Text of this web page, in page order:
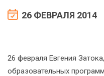
26 ФЕВРАЛЯ 2014
26 февраля Евгения
образовательных